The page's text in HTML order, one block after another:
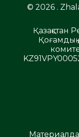
© 2026 .
Қазақстан
Қоғамдық